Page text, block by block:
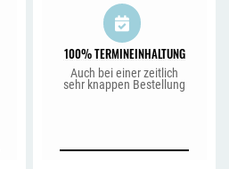
100% TERMINEINHALTUNG
Auch bei einer zeitlich
sehr knappen Bestellung